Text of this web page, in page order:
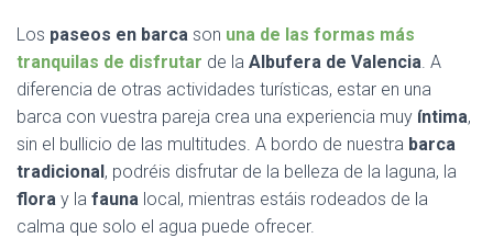
Los paseos en barca son una de las formas más
tranquilas de disfrutar de la Albufera de Valencia. A
diferencia de otras actividades turísticas, estar en una
barca con vuestra pareja crea una experiencia muy íntima,
sin el bullicio de las multitudes. A bordo de nuestra barca
tradicional, podréis disfrutar de la belleza de la laguna, la
flora y la fauna local, mientras estáis rodeados de la
calma que solo el agua puede ofrecer.